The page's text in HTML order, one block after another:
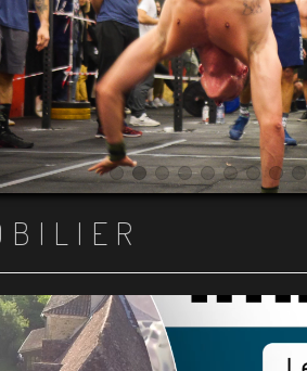
Item 1
Item 2
Item 3
Item 4
Item 5
Item 6
Item